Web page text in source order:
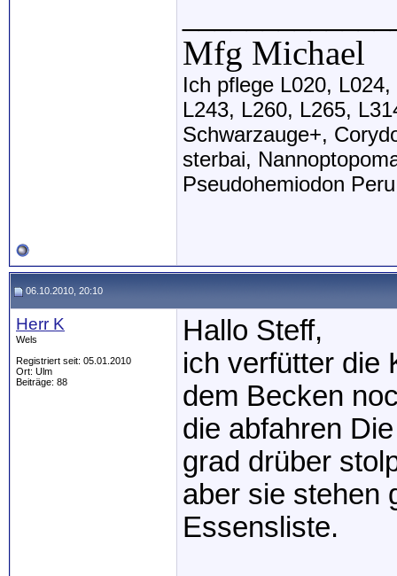
Mfg Michael
Ich pflege L020,
L243, L260, L265,
Schwarzauge+,
sterbai,
Pseudohemiodon
06.10.2010, 20:10
Herr K
Wels
Registriert seit: 05.01.2010
Ort: Ulm
Beiträge: 88
Hallo Steff,
ich verfütter die
dem Becken
die abfahren
grad drüber
aber sie stehen
Essensliste.